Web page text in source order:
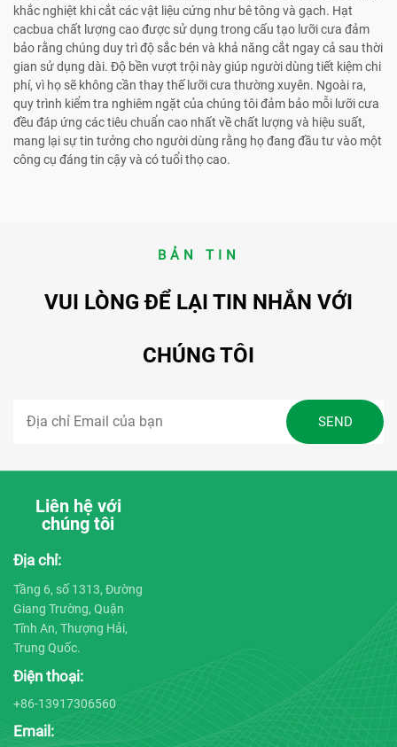
khắc nghiệt khi cắt các vật liệu cứng như bê tông và gạch. Hạt
cacbua chất lượng cao được sử dụng trong cấu tạo lưỡi cưa đảm
bảo rằng chúng duy trì độ sắc bén và khả năng cắt ngay cả sau thời
gian sử dụng dài. Độ bền vượt trội này giúp người dùng tiết kiệm chi
phí, vì họ sẽ không cần thay thế lưỡi cưa thường xuyên. Ngoài ra,
quy trình kiểm tra nghiêm ngặt của chúng tôi đảm bảo mỗi lưỡi cưa
đều đáp ứng các tiêu chuẩn cao nhất về chất lượng và hiệu suất,
mang lại sự tin tưởng cho người dùng rằng họ đang đầu tư vào một
công cụ đáng tin cậy và có tuổi thọ cao.
BẢN TIN
VUI LÒNG ĐỂ LẠI TIN NHẮN VỚI
CHÚNG TÔI
Liên hệ với
chúng tôi
Địa chỉ:
Tầng 6, số 1313, Đường
Giang Trường, Quận
Tĩnh An, Thượng Hải,
Trung Quốc.
Điện thoại:
+86-13917306560
Email: